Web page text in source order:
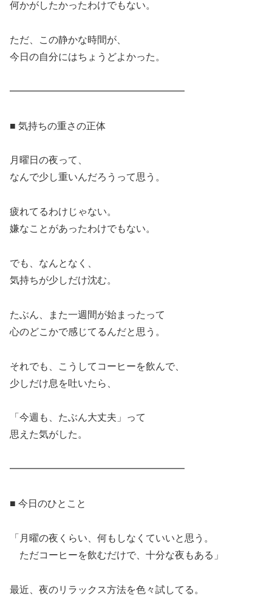
何かがしたかったわけでもない。
ただ、この静かな時間が、
今日の自分にはちょうどよかった。
━━━━━━━━━━━━━━━━━━
■ 気持ちの重さの正体
月曜日の夜って、
なんで少し重いんだろうって思う。
疲れてるわけじゃない。
嫌なことがあったわけでもない。
でも、なんとなく、
気持ちが少しだけ沈む。
たぶん、また一週間が始まったって
心のどこかで感じてるんだと思う。
それでも、こうしてコーヒーを飲んで、
少しだけ息を吐いたら、
「今週も、たぶん大丈夫」って
思えた気がした。
━━━━━━━━━━━━━━━━━━
■ 今日のひとこと
「月曜の夜くらい、何もしなくていいと思う。
ただコーヒーを飲むだけで、十分な夜もある」
最近、夜のリラックス方法を色々試してる。